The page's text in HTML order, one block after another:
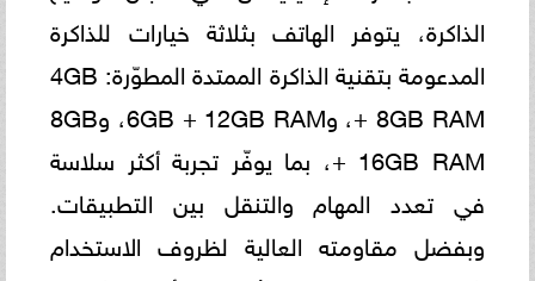
الذاكرة، يتوفر الهاتف بثلاثة خيارات للذاكرة
المدعومة بتقنية الذاكرة الممتدة المطوّرة: 4GB
+ 8GB RAM، و6GB + 12GB RAM، و8GB
+ 16GB RAM، بما يوفّر تجربة أكثر سلاسة
في تعدد المهام والتنقل بين التطبيقات.
وبفضل مقاومته العالية لظروف الاستخدام